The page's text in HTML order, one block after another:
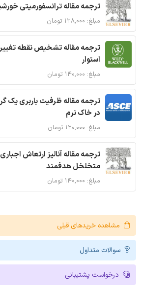
ترجمه مقاله ترانسفورمیتی
مبلغ: ۱۲۸,۰۰۰ تومان
ترجمه مقاله تشخیص نقطه تغییر
استوار
مبلغ: ۱۴۰,۰۰۰ تومان
ترجمه مقاله ظرفیت باربری یک
در خاک نرم
مبلغ: ۱۲۰,۰۰۰ تومان
ترجمه مقاله آنالیز ارتعاش
متخلخل هدفمند
مبلغ: ۱۴۰,۰۰۰ تومان
مشاهده خریدهای قبلی
سوالات متداول
درخواست پشتیبانی